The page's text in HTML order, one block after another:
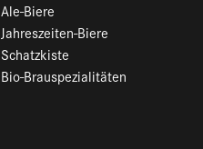
Ale-Biere
Jahreszeiten-Biere
Schatzkiste
Bio-Brauspezialitäten